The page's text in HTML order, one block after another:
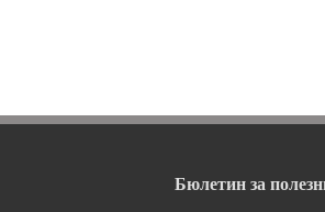
Бюлетин за